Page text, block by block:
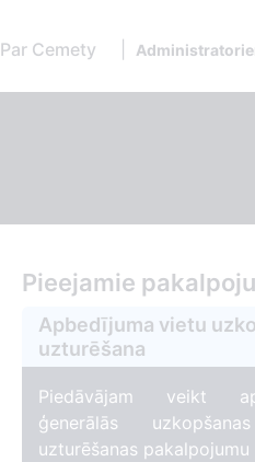
Par Cemety
Pieejamie
Apbedījuma vietu
uzturēšana
Piedāvājam veikt
ģenerālās
uzturēšanas